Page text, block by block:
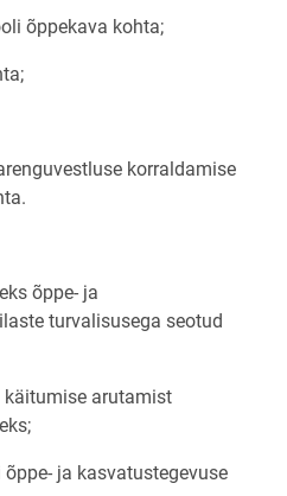
õppekava kohta;
korraldamise
õppe- ja
turvalisusega seotud
arutamist
ja kasvatustegevuse